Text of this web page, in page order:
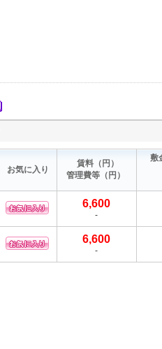
お気に入り
賃料（円）
管理費等（円）
敷
6,600
-
6,600
-